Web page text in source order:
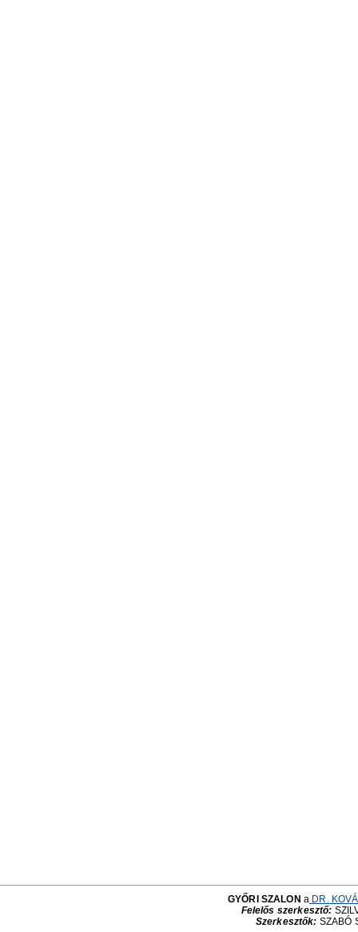
GYŐRI SZALON a DR.
Felelős szerkesztő:
Szerkesztők: SZABÓ